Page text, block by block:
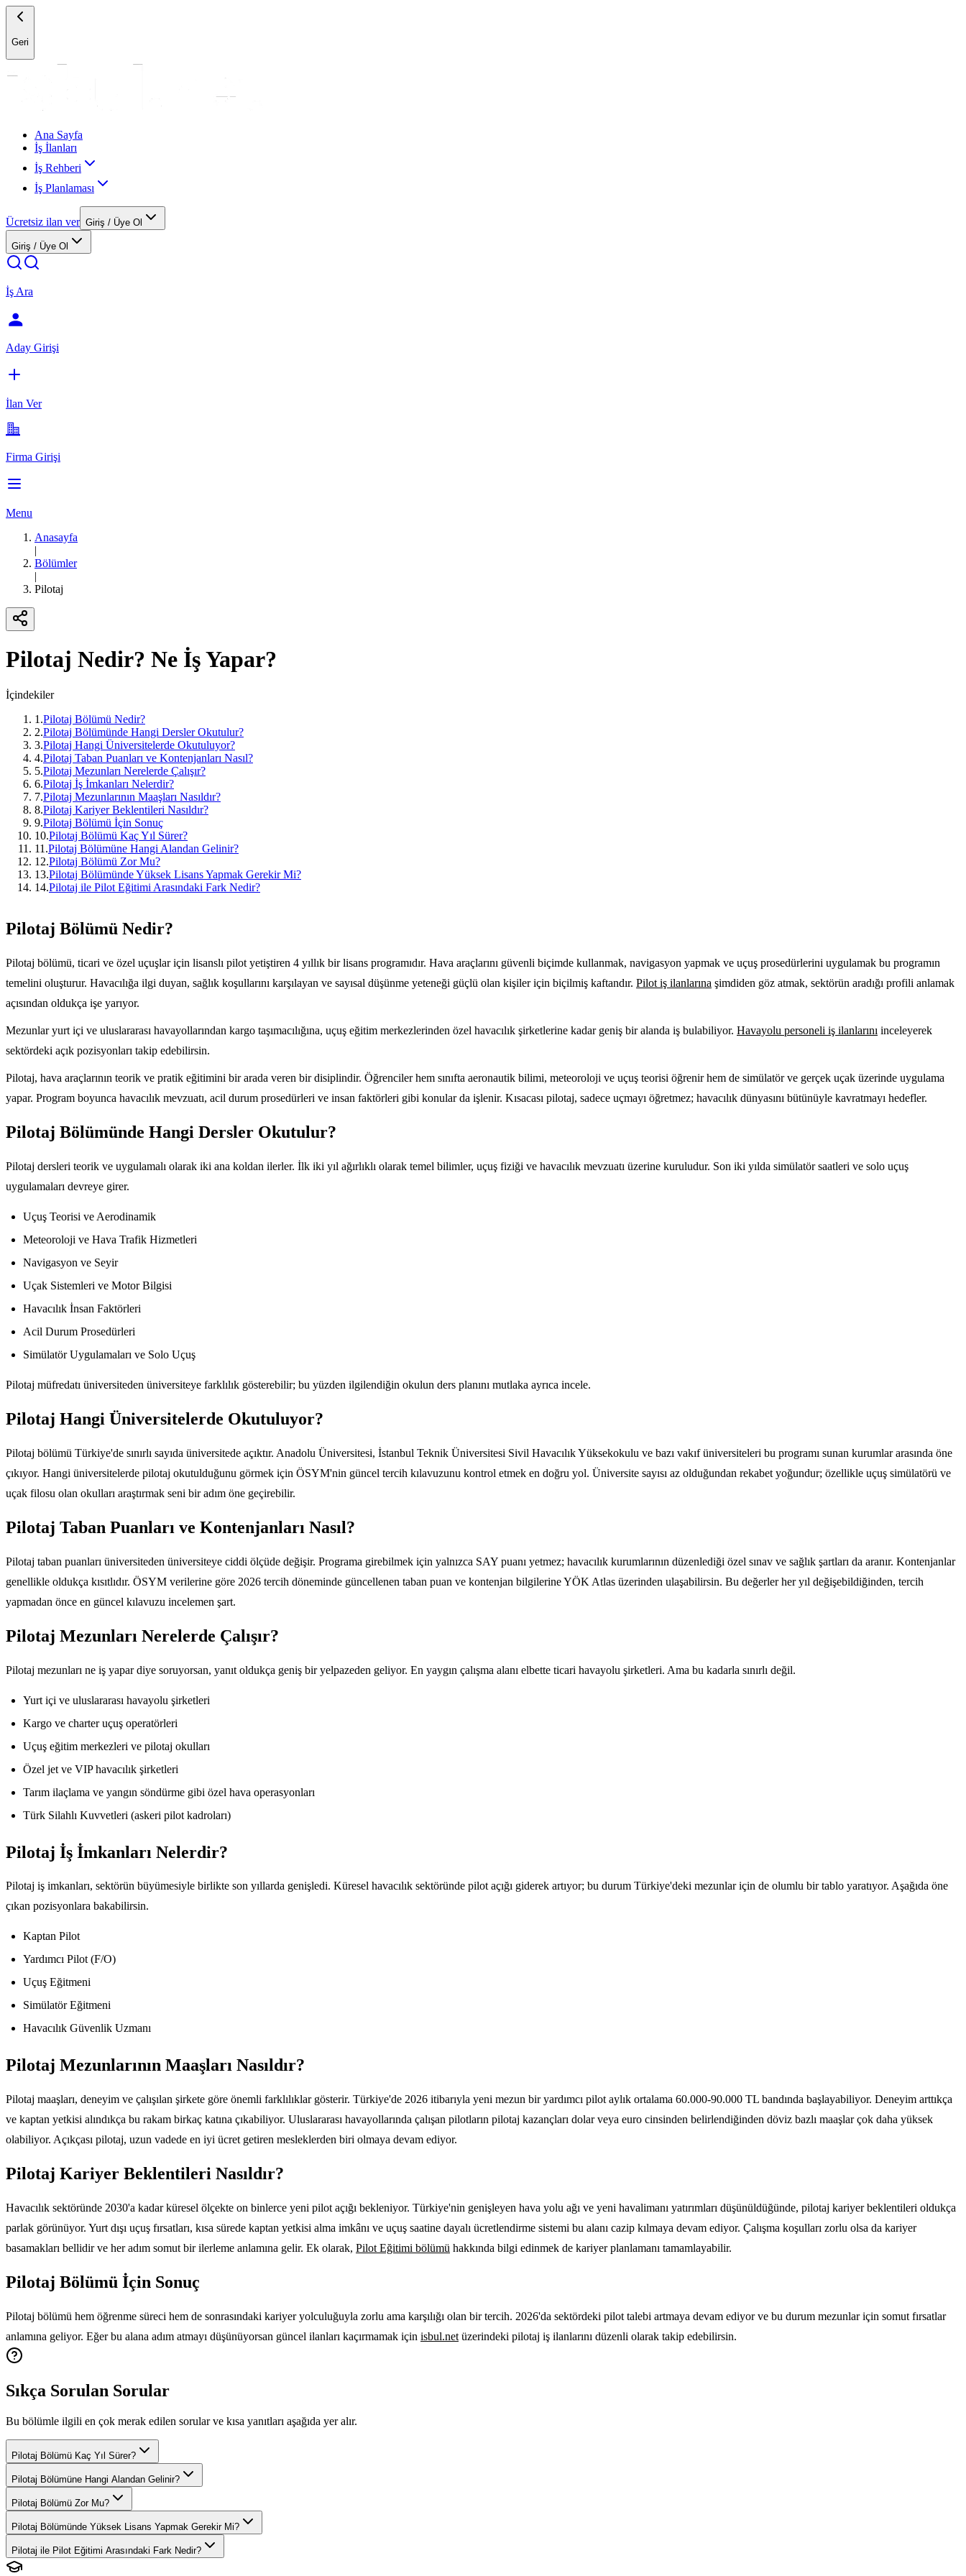
Geri
Ana Sayfa
İş İlanları
İş Rehberi
İş Planlaması
Ücretsiz ilan ver Giriş / Üye Ol
Giriş / Üye Ol
İş Ara
Aday Girişi
İlan Ver
Firma Girişi
Menu
Anasayfa
|
Bölümler
|
Pilotaj
Pilotaj Nedir? Ne İş Yapar?
İçindekiler
1 .Pilotaj Bölümü Nedir?
2.Pilotaj Bölümünde Hangi Dersler Okutulur?
3.Pilotaj Hangi Üniversitelerde Okutuluyor?
4.Pilotaj Taban Puanları ve Kontenjanları Nasıl?
5.Pilotaj Mezunları Nerelerde Çalışır?
6.Pilotaj İş İmkanları Nelerdir?
7.Pilotaj Mezunlarının Maaşları Nasıldır?
8.Pilotaj Kariyer Beklentileri Nasıldır?
9.Pilotaj Bölümü İçin Sonuç
10.Pilotaj Bölümü Kaç Yıl Sürer?
11 .Pilotaj Bölümüne Hangi Alandan Gelinir?
12.Pilotaj Bölümü Zor Mu?
13.Pilotaj Bölümünde Yüksek Lisans Yapmak Gerekir Mi?
14.Pilotaj ile Pilot Eğitimi Arasındaki Fark Nedir?
Pilotaj Bölümü Nedir?
Pilotaj bölümü, ticari ve özel uçuşlar için lisanslı pilot yetiştiren 4 yıllık bir lisans programıdır. Hava araçlarını güvenli biçimde kullanmak, navigasyon yapmak ve uçuş prosedürlerini uygulamak bu programın
temelini oluşturur. Havacılığa ilgi duyan, sağlık koşullarını karşılayan ve sayısal düşünme yeteneği güçlü olan kişiler için biçilmiş kaftandır. Pilot iş ilanlarına şimdiden göz atmak, sektörün aradığı profili anlamak
açısından oldukça işe yarıyor.
Mezunlar yurt içi ve uluslararası havayollarından kargo taşımacılığına, uçuş eğitim merkezlerinden özel havacılık şirketlerine kadar geniş bir alanda iş bulabiliyor. Havayolu personeli iş ilanlarını inceleyerek
sektördeki açık pozisyonları takip edebilirsin.
Pilotaj, hava araçlarının teorik ve pratik eğitimini bir arada veren bir disiplindir. Öğrenciler hem sınıfta aeronautik bilimi, meteoroloji ve uçuş teorisi öğrenir hem de simülatör ve gerçek uçak üzerinde uygulama
yapar. Program boyunca havacılık mevzuatı, acil durum prosedürleri ve insan faktörleri gibi konular da işlenir. Kısacası pilotaj, sadece uçmayı öğretmez; havacılık dünyasını bütünüyle kavratmayı hedefler.
Pilotaj Bölümünde Hangi Dersler Okutulur?
Pilotaj dersleri teorik ve uygulamalı olarak iki ana koldan ilerler. İlk iki yıl ağırlıklı olarak temel bilimler, uçuş fiziği ve havacılık mevzuatı üzerine kuruludur. Son iki yılda simülatör saatleri ve solo uçuş
uygulamaları devreye girer.
Uçuş Teorisi ve Aerodinamik
Meteoroloji ve Hava Trafik Hizmetleri
Navigasyon ve Seyir
Uçak Sistemleri ve Motor Bilgisi
Havacılık İnsan Faktörleri
Acil Durum Prosedürleri
Simülatör Uygulamaları ve Solo Uçuş
Pilotaj müfredatı üniversiteden üniversiteye farklılık gösterebilir; bu yüzden ilgilendiğin okulun ders planını mutlaka ayrıca incele.
Pilotaj Hangi Üniversitelerde Okutuluyor?
Pilotaj bölümü Türkiye'de sınırlı sayıda üniversitede açıktır. Anadolu Üniversitesi, İstanbul Teknik Üniversitesi Sivil Havacılık Yüksekokulu ve bazı vakıf üniversiteleri bu programı sunan kurumlar arasında öne
çıkıyor. Hangi üniversitelerde pilotaj okutulduğunu görmek için ÖSYM'nin güncel tercih kılavuzunu kontrol etmek en doğru yol. Üniversite sayısı az olduğundan rekabet yoğundur; özellikle uçuş simülatörü ve
uçak filosu olan okulları araştırmak seni bir adım öne geçirebilir.
Pilotaj Taban Puanları ve Kontenjanları Nasıl?
Pilotaj taban puanları üniversiteden üniversiteye ciddi ölçüde değişir. Programa girebilmek için yalnızca SAY puanı yetmez; havacılık kurumlarının düzenlediği özel sınav ve sağlık şartları da aranır. Kontenjanlar
genellikle oldukça kısıtlıdır. ÖSYM verilerine göre 2026 tercih döneminde güncellenen taban puan ve kontenjan bilgilerine YÖK Atlas üzerinden ulaşabilirsin. Bu değerler her yıl değişebildiğinden, tercih
yapmadan önce en güncel kılavuzu incelemen şart.
Pilotaj Mezunları Nerelerde Çalışır?
Pilotaj mezunları ne iş yapar diye soruyorsan, yanıt oldukça geniş bir yelpazeden geliyor. En yaygın çalışma alanı elbette ticari havayolu şirketleri. Ama bu kadarla sınırlı değil.
Yurt içi ve uluslararası havayolu şirketleri
Kargo ve charter uçuş operatörleri
Uçuş eğitim merkezleri ve pilotaj okulları
Özel jet ve VIP havacılık şirketleri
Tarım ilaçlama ve yangın söndürme gibi özel hava operasyonları
Türk Silahlı Kuvvetleri (askeri pilot kadroları)
Pilotaj İş İmkanları Nelerdir?
Pilotaj iş imkanları, sektörün büyümesiyle birlikte son yıllarda genişledi. Küresel havacılık sektöründe pilot açığı giderek artıyor; bu durum Türkiye'deki mezunlar için de olumlu bir tablo yaratıyor. Aşağıda öne
çıkan pozisyonlara bakabilirsin.
Kaptan Pilot
Yardımcı Pilot (F/O)
Uçuş Eğitmeni
Simülatör Eğitmeni
Havacılık Güvenlik Uzmanı
Pilotaj Mezunlarının Maaşları Nasıldır?
Pilotaj maaşları, deneyim ve çalışılan şirkete göre önemli farklılıklar gösterir. Türkiye'de 2026 itibarıyla yeni mezun bir yardımcı pilot aylık ortalama 60.000-90.000 TL bandında başlayabiliyor. Deneyim arttıkça
ve kaptan yetkisi alındıkça bu rakam birkaç katına çıkabiliyor. Uluslararası havayollarında çalışan pilotların pilotaj kazançları dolar veya euro cinsinden belirlendiğinden döviz bazlı maaşlar çok daha yüksek
olabiliyor. Açıkçası pilotaj, uzun vadede en iyi ücret getiren mesleklerden biri olmaya devam ediyor.
Pilotaj Kariyer Beklentileri Nasıldır?
Havacılık sektöründe 2030'a kadar küresel ölçekte on binlerce yeni pilot açığı bekleniyor. Türkiye'nin genişleyen hava yolu ağı ve yeni havalimanı yatırımları düşünüldüğünde, pilotaj kariyer beklentileri oldukça
parlak görünüyor. Yurt dışı uçuş fırsatları, kısa sürede kaptan yetkisi alma imkânı ve uçuş saatine dayalı ücretlendirme sistemi bu alanı cazip kılmaya devam ediyor. Çalışma koşulları zorlu olsa da kariyer
basamakları bellidir ve her adım somut bir ilerleme anlamına gelir. Ek olarak, Pilot Eğitimi bölümü hakkında bilgi edinmek de kariyer planlamanı tamamlayabilir.
Pilotaj Bölümü İçin Sonuç
Pilotaj bölümü hem öğrenme süreci hem de sonrasındaki kariyer yolculuğuyla zorlu ama karşılığı olan bir tercih. 2026'da sektördeki pilot talebi artmaya devam ediyor ve bu durum mezunlar için somut fırsatlar
anlamına geliyor. Eğer bu alana adım atmayı düşünüyorsan güncel ilanları kaçırmamak için isbul.net üzerindeki pilotaj iş ilanlarını düzenli olarak takip edebilirsin.
Sıkça Sorulan Sorular
Bu bölümle ilgili en çok merak edilen sorular ve kısa yanıtları aşağıda yer alır.
Pilotaj Bölümü Kaç Yıl Sürer?
Pilotaj Bölümüne Hangi Alandan Gelinir?
Pilotaj Bölümü Zor Mu?
Pilotaj Bölümünde Yüksek Lisans Yapmak Gerekir Mi?
Pilotaj ile Pilot Eğitimi Arasındaki Fark Nedir?